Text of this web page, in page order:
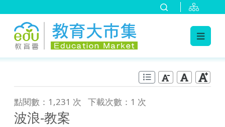
點閱數：1,231 次 下載次數：1 次
波浪-教案